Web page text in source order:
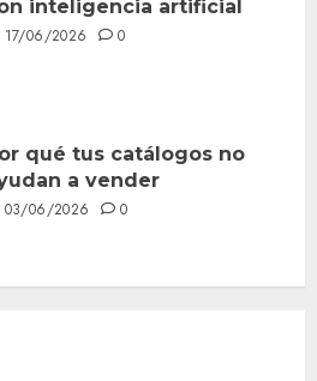
inteligencia artificial
17/06/2026 0
qué tus catálogos no
a vender
03/06/2026 0
inicio de una web para